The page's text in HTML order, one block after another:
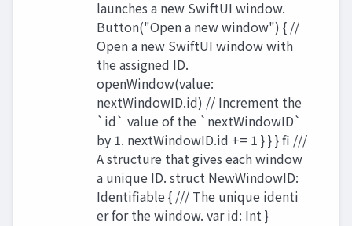
launches a new SwiftUI window.
Button("Open a new window") { //
Open a new SwiftUI window with
the assigned ID.
openWindow(value:
nextWindowID.id) // Increment the
`id` value of the `nextWindowID`
by 1. nextWindowID.id += 1 } } } fi ///
A structure that gives each window
a unique ID. struct NewWindowID:
Identifiable { /// The unique identi
er for the window. var id: Int }